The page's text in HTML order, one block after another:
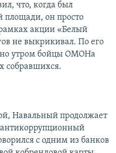
что, когда был
площади, он просто
рамках акции «Белый
не выкрикивал. По его
утром бойцы ОМОНа
собравшихся.
Навальный продолжает
с одним из банков